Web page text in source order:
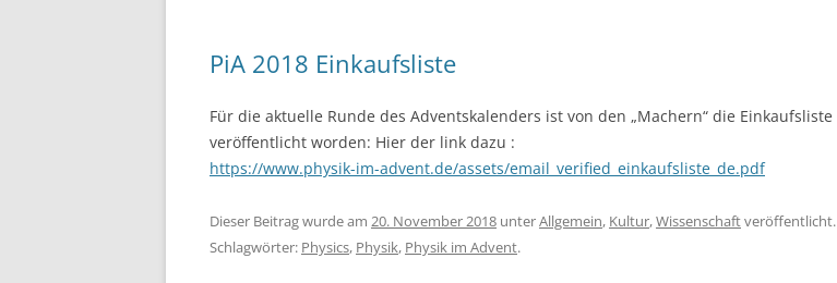
PiA 2018 Einkaufsliste
Für die aktuelle Runde des Adventskalenders ist von den „Machern“ die Einkaufsliste
veröffentlicht worden: Hier der link dazu :
https://www.physik-im-advent.de/assets/email_verified_einkaufsliste_de.pdf
Dieser Beitrag wurde am 20. November 2018 unterAllgemein, Kultur,Wissenschaftveröffentlicht.
Schlagwörter: Physics, Physik, Physik im Advent.